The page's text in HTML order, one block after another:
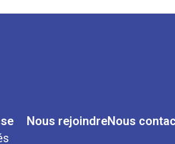
Nous rejoindreNous